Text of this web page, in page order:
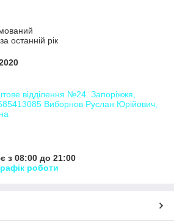
Борсуки,
Волова,
Гольма,
Зелений Гай,
Кармалюківка,
Крижовлин,
Мошняги,
останній рік
відділення №24. Запоріжжя,
Виборнов Руслан Юрійович,
з 08:00 до 21:00
роботи